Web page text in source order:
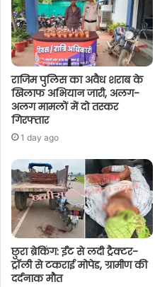
राजिम पुलिस का अवैध शराब के
खिलाफ अभियान जारी, अलग-
अलग मामलों में दो तस्कर
गिरफ्तार
1 day ago
छुरा ब्रेकिंग: ईंट से लदी ट्रैक्टर-
ट्रॉली से टकराई मोपेड, ग्रामीण की
दर्दनाक मौत